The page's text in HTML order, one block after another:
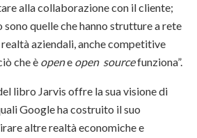
alla collaborazione con il cliente;
sono quelle che hanno strutture a rete
aziendali, anche competitive
che è opene open sourcefunziona”.
libro Jarvis offre la sua visione di
Google ha costruito il suo
altre realtà economiche e